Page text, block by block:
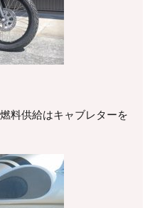
料供給はキャブレターを